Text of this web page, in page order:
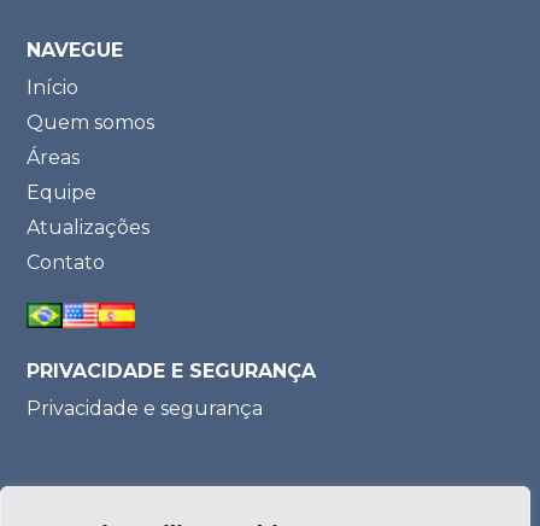
NAVEGUE
Início
Quem somos
Áreas
Equipe
Atualizações
Contato
PRIVACIDADE E SEGURANÇA
Privacidade e segurança